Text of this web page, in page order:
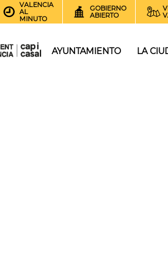
VALENCIA
AL
MINUTO
GOBIERNO
ABIERTO
AYUNTAMIENTO LA